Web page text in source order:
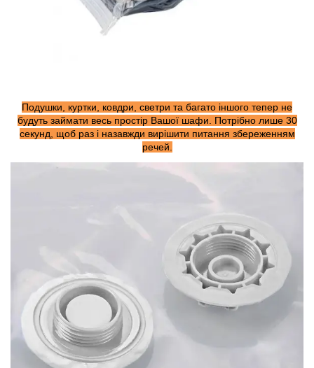
Подушки, куртки, ковдри, светри та багато іншого тепер не
будуть займати весь простір Вашої шафи. Потрібно лише 30
секунд, щоб раз і назавжди вирішити питання збереженням
речей.